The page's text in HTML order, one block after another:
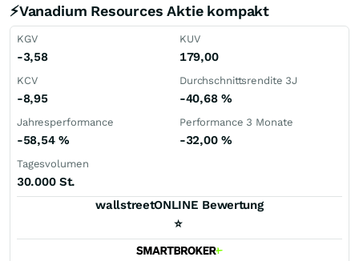
⚡Vanadium Resources Aktie kompakt
KGV
-3,58
KUV
179,00
KCV
-8,95
Durchschnittsrendite 3J
-40,68 %
Jahresperformance
-58,54 %
Performance 3 Monate
-32,00 %
Tagesvolumen
30.000 St.
wallstreetONLINE Bewertung
⭐